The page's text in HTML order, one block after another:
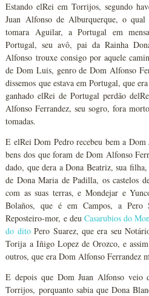
Estando elRei em Torrijos, segundo
Juan Alfonso de Alburquerque, o
tomara Aguilar, a Portugal em
Portugal, seu avô, pai da Rainha
Alfonso trouxe consigo por aquele
de Dom Luis, genro de Dom Alfonso
dissemos que estava em Portugal, que
ganhado elRei de Portugal perdão
Alfonso Ferrandez, seu sogro, fora
tomadas.
E elRei Dom Pedro recebeu bem a Dom
bens dos que foram de Dom Alfonso
dado, que dera a Dona Beatriz, sua
de Dona Maria de Padilla, os castelos
com as suas terras, e Mondejar e
Bolaños, que é em Campos, a Pero
Reposteiro-mor, e deuCasarubios do
do ditoPero Suarez, que era seu
Torija a Iñigo Lopez de Orozco, e assim
outros, que era Dom Alfonso Ferrandez
E depois que Dom Juan Alfonso veio
Torrijos, porquanto sabia que Dona